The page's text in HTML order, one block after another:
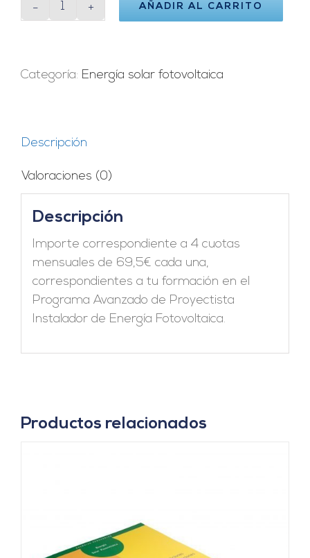
Avanzado
AÑADIR AL CARRITO
Categoría: Energía solar fotovoltaica
Descripción
Valoraciones (0)
Descripción
Importe correspondiente a 4 cuotas
mensuales de 69,5€ cada una,
correspondientes a tu formación en el
Programa Avanzado de Proyectista
Instalador de Energía Fotovoltaica.
Productos relacionados